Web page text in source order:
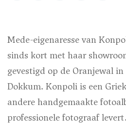
Mede-eigenaresse van
sinds kort met haar
gevestigd op de Oranjewal
Dokkum. Konpoli is een
andere handgemaakte
professionele fotograaf levert.